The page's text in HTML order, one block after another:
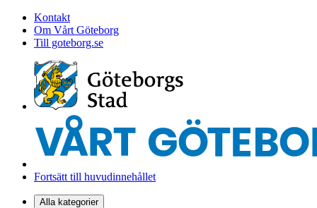
Kontakt
Om Vårt Göteborg
Till goteborg.se
Fortsätt till huvudinnehållet
Alla kategorier